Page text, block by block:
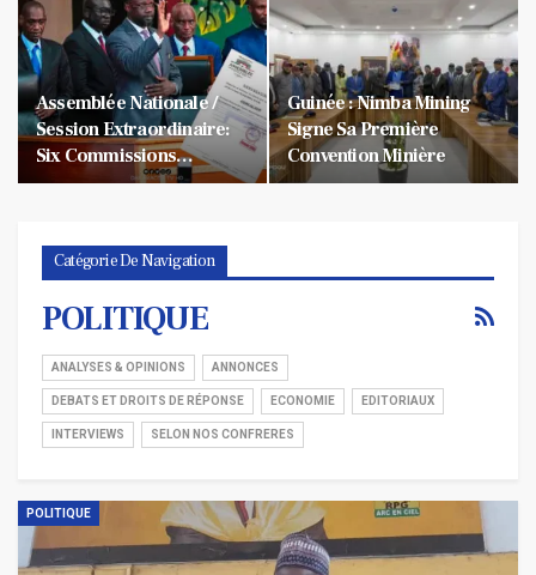
Assemblée Nationale /
Session Extraordinaire:
Six Commissions…
Guinée : Nimba Mining
Signe Sa Première
Convention Minière
Catégorie De Navigation
POLITIQUE
ANALYSES & OPINIONS ANNONCES
DEBATS ET DROITS DE RÉPONSE ECONOMIE EDITORIAUX
INTERVIEWS SELON NOS CONFRERES
POLITIQUE